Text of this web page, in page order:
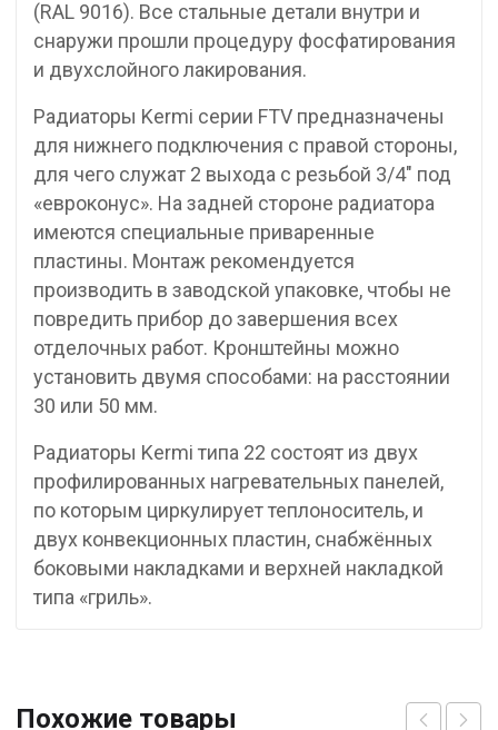
(RAL 9016). Все стальные детали внутри и
снаружи прошли процедуру фосфатирования
и двухслойного лакирования.
Радиаторы Kermi серии FTV предназначены
для нижнего подключения с правой стороны,
для чего служат 2 выхода с резьбой 3/4″ под
«евроконус». На задней стороне радиатора
имеются специальные приваренные
пластины. Монтаж рекомендуется
производить в заводской упаковке, чтобы не
повредить прибор до завершения всех
отделочных работ. Кронштейны можно
установить двумя способами: на расстоянии
30 или 50 мм.
Радиаторы Kermi типа 22 состоят из двух
профилированных нагревательных панелей,
по которым циркулирует теплоноситель, и
двух конвекционных пластин, снабжённых
боковыми накладками и верхней накладкой
типа «гриль».
Похожие товары